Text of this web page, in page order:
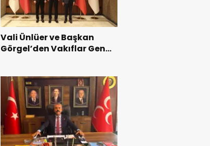
Vali Ünlüer ve Başkan
Görgel’den Vakıflar Genel